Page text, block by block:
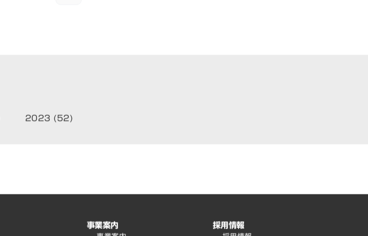
2023 (52)
事業案内 採用情報